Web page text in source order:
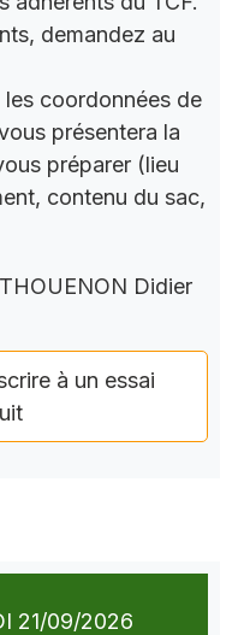
demandez au
coordonnées de
présentera la
préparer (lieu
contenu du sac,
Didier
à un essai
21/09/2026